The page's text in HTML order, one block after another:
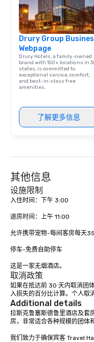
Drury Group
Webpage
Drury Hotels, a family-owned
brand with 150+ locations in
states, is committed to
exceptional service, comfort,
and best-in-class free
amenities.
了解更多信息
其他信息
设施限制
入住时间：下午 3:00
退房时间：上午 11:00
允许携带宠物-每间客房每天
停车-免费自助停车
这是一家无烟酒店。
取消政策
如果在抵达前 30 天内取消团
入损失的百分比计算。个人取
Additional details
拉斯克鲁塞斯德鲁里酒店及套
房，非常适合各种规模的团体
我们致力于确保宾客 Travel